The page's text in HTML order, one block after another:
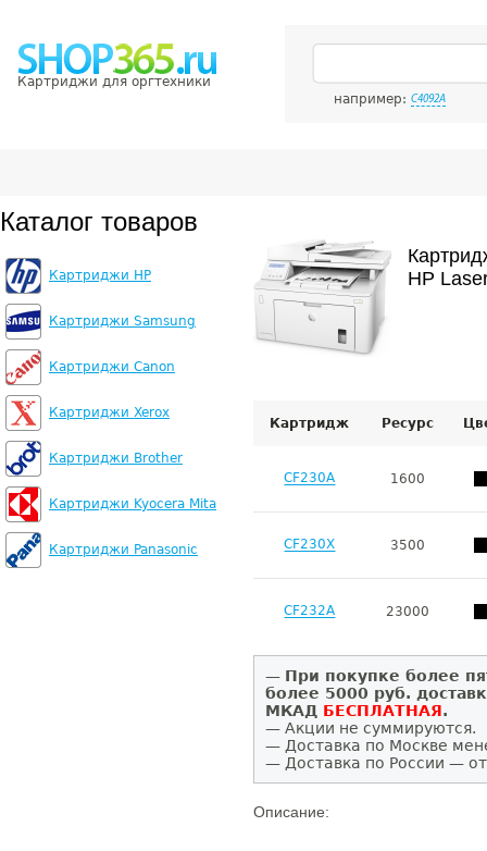
Картриджи для оргтехники
например: C4092A
Каталог товаров
Картриджи HP
Картриджи Samsung
Картриджи Canon
Картриджи Xerox
Картриджи Brother
Картриджи Kyocera Mita
Картриджи Panasonic
HP
Картридж Ресурс
CF230A 1600
CF230X 3500
CF232A 23000
— При покупке более
более 5000 руб.
МКАД БЕСПЛАТНАЯ.
— Акции не суммируются.
— Доставка по Москве
— Доставка по России —
Описание: